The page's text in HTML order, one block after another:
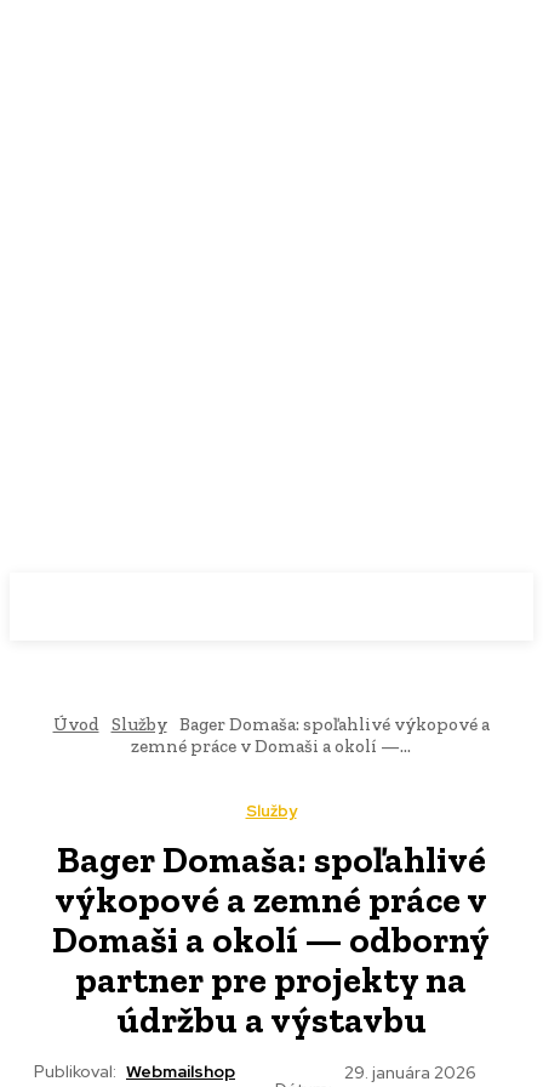
Úvod Služby Bager Domaša: spoľahlivé výkopové a
zemné práce v Domaši a okolí —...
Služby
Bager Domaša: spoľahlivé
výkopové a zemné práce v
Domaši a okolí — odborný
partner pre projekty na
údržbu a výstavbu
Publikoval: Webmailshop
29. januára 2026